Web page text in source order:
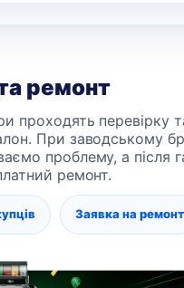
ремонт
проходять перевірку
При заводському
проблему, а після
ремонт.
Заявка на ремонт